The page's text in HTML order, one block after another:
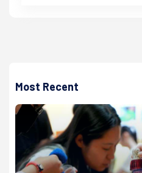
Most Recent